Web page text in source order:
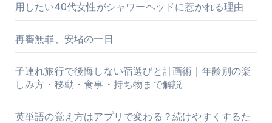
用したい40代女性がシャワーヘッドに惹かれる理由
再審無罪、安堵の一日
子連れ旅行で後悔しない宿選びと計画術｜年齢別の楽
しみ方・移動・食事・持ち物まで解説
英単語の覚え方はアプリで変わる？続けやすくするた